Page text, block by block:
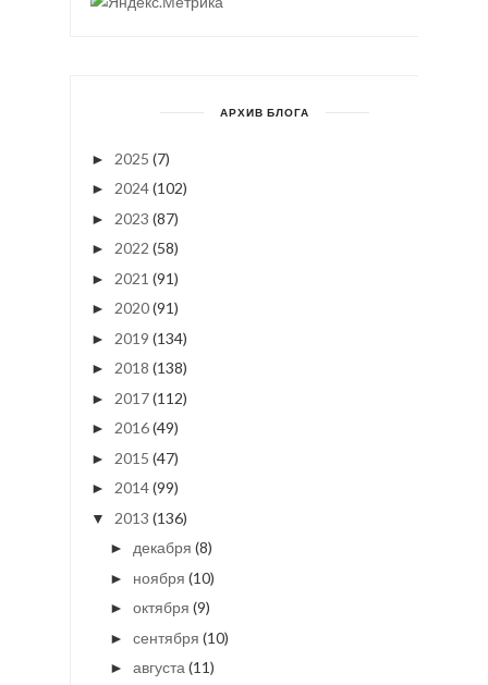
АРХИВ БЛОГА
► 2025 (7)
► 2024(102)
► 2023 (87)
► 2022 (58)
► 2021 (91)
► 2020(91)
► 2019 (134)
► 2018 (138)
► 2017(112)
► 2016(49)
► 2015 (47)
► 2014(99)
▼ 2013 (136)
► декабря (8)
► ноября (10)
► октября (9)
► сентября (10)
► августа (11)